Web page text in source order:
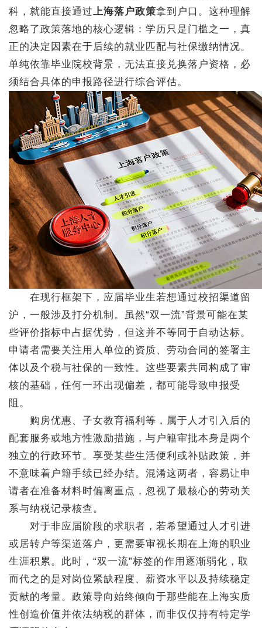
科，就能直接通过上海落户政策拿到户口。这种理解
忽略了政策落地的核心逻辑：学历只是门槛之一，真
正的决定因素在于后续的就业匹配与社保缴纳情况。
单纯依靠毕业院校背景，无法直接兑换落户资格，必
须结合具体的申报路径进行综合评估。
在现行框架下，应届毕业生若想通过校招渠道留
沪，一般涉及打分机制。虽然“双一流”背景可能在某
些评价指标中占据优势，但这并不等同于自动达标。
申请者需要关注用人单位的资质、劳动合同的签署主
体以及个税与社保的一致性。这些要素共同构成了审
核的基础，任何一环出现偏差，都可能导致申报受
阻。
购房优惠、子女教育福利等，属于人才引入后的
配套服务或地方性激励措施，与户籍审批本身是两个
独立的行政环节。享受某些生活便利或补贴政策，并
不意味着户籍手续已经办结。混淆这两者，容易让申
请者在准备材料时偏离重点，忽视了最核心的劳动关
系与纳税记录核查。
对于非应届阶段的求职者，若希望通过人才引进
或居转户等渠道落户，更需要审视长期在上海的职业
生涯积累。此时，“双一流”标签的作用逐渐弱化，取
而代之的是对岗位紧缺程度、薪资水平以及持续稳定
贡献的考量。政策导向始终倾向于那些能在上海实质
性创造价值并依法纳税的群体，而非仅仅持有特定学